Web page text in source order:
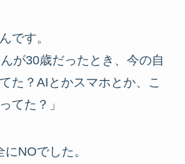
です。
が30歳だったとき、今の自
た？AIとかスマホとか、こ
てた？」
NOでした。